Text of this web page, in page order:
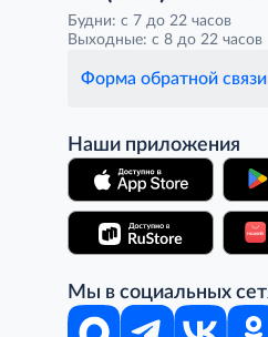
Будни: с 7 до 22 часов
Выходные: с 8 до 22 часов
Форма обратной связи
Наши приложения
Мы в социальных